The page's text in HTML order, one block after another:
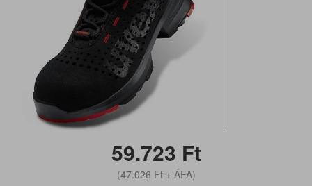
59.723 Ft
(47.026 Ft+ ÁFA)